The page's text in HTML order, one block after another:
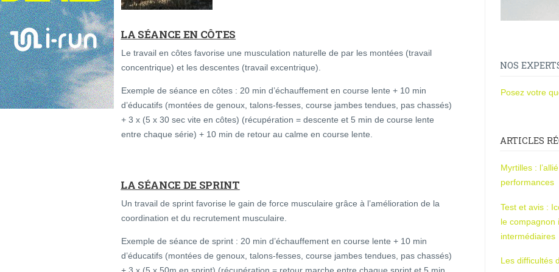
LA SÉANCE EN CÔTES
Le travail en côtes favorise une musculation naturelle de par les montées (travail
concentrique) et les descentes (travail excentrique).
Exemple de séance en côtes : 20 min d’échauffement en course lente + 10 min
d’éducatifs (montées de genoux, talons-fesses, course jambes tendues, pas chassés)
+ 3 x (5 x 30 sec vite en côtes) (récupération = descente et 5 min de course lente
entre chaque série) + 10 min de retour au calme en course lente.
LA SÉANCE DE SPRINT
Un travail de sprint favorise le gain de force musculaire grâce à l’amélioration de la
coordination et du recrutement musculaire.
Exemple de séance de sprint : 20 min d’échauffement en course lente + 10 min
d’éducatifs (montées de genoux, talons-fesses, course jambes tendues, pas chassés)
NOS
Posez votre
ARTICLES
Myrtilles :
performances
Test et avis :
le compagnon
intermédiaires
Les difficultés